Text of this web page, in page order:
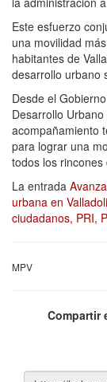
Este esfuerzo
una movilidad
habitantes de
desarrollo urbano
Desde el
Desarrollo
acompañamiento
para lograr una
todos los rincones
La entrada
urbana en
ciudadanos, PRI,
MPV
Compartir